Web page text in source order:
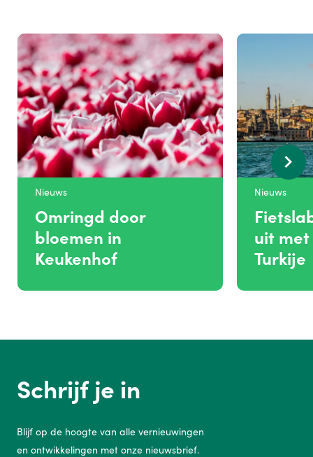
Nieuws
Omringd door
bloemen in
Keukenhof
Nieuws
uit
Turkije
Schrijf je in
Blijf op de hoogte van alle vernieuwingen
en ontwikkelingen met onze nieuwsbrief.